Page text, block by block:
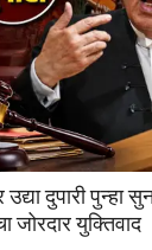
उद्या दुपारी पुन्हा
जोरदार युक्तिवाद